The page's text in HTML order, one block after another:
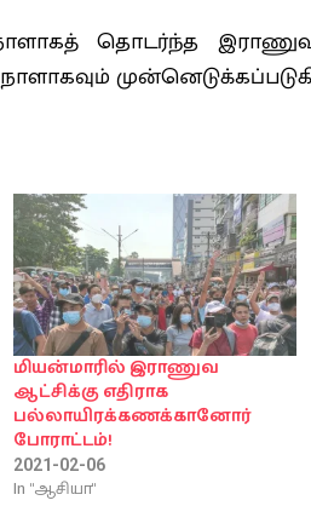
தொடர்ந்த
மியன்மாரில் இராணுவ
ஆட்சிக்கு எதிராக
பல்லாயிரக்கணக்கானோர்
போராட்டம்!
2021-02-06
In "ஆசியா"